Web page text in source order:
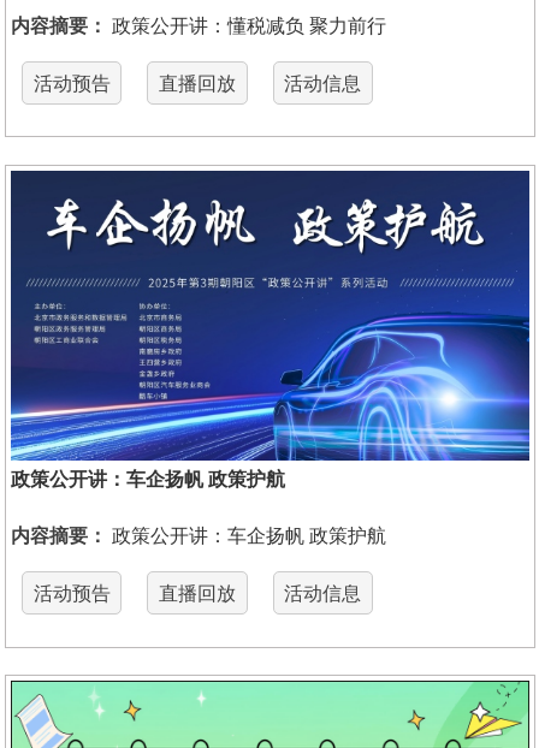
内容摘要： 政策公开讲：懂税减负 聚力前行
活动预告 直播回放 活动信息
政策公开讲：车企扬帆 政策护航
内容摘要： 政策公开讲：车企扬帆 政策护航
活动预告 直播回放 活动信息